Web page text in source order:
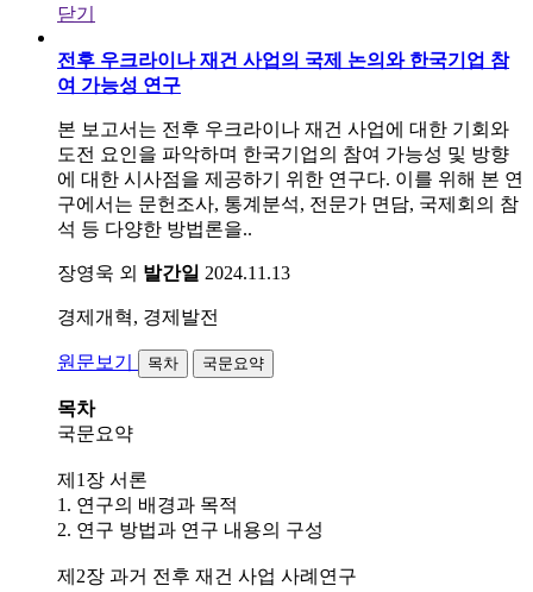
닫기
전후 우크라이나 재건 사업의 국제 논의와 한국기업 참
여 가능성 연구
본 보고서는 전후 우크라이나 재건 사업에 대한 기회와
도전 요인을 파악하며 한국기업의 참여 가능성 및 방향
에 대한 시사점을 제공하기 위한 연구다. 이를 위해 본 연
구에서는 문헌조사, 통계분석, 전문가 면담, 국제회의 참
석 등 다양한 방법론을..
장영욱 외 발간일 2024.11.13
경제개혁, 경제발전
원문보기 목차 국문요약
목차
국문요약
제1장 서론
1. 연구의 배경과 목적
2. 연구 방법과 연구 내용의 구성
제2장 과거 전후 재건 사업 사례연구